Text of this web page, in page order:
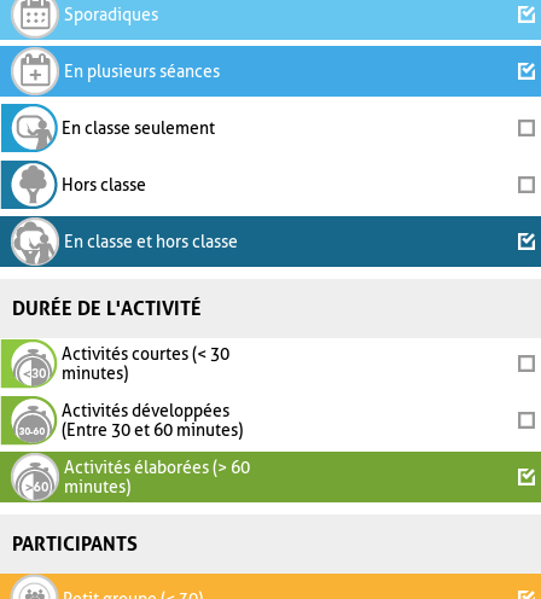
Sporadiques
En plusieurs séances
En classe seulement
Hors classe
En classe et hors classe
DURÉE DE L'ACTIVITÉ
Activités courtes (< 30
minutes)
Activités développées
(Entre 30 et 60 minutes)
Activités élaborées (> 60
minutes)
PARTICIPANTS